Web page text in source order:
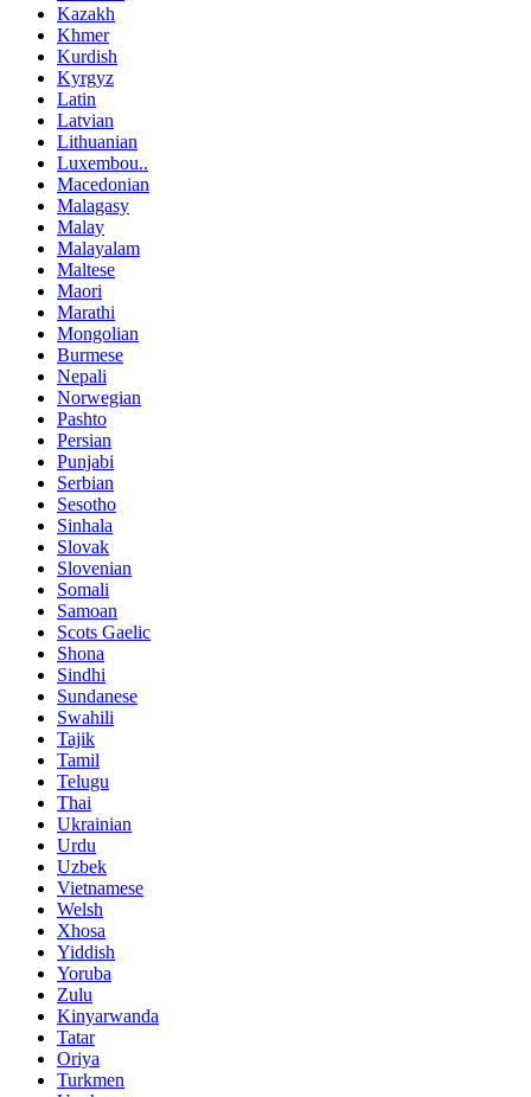
Kazakh
Khmer
Kurdish
Kyrgyz
Latin
Latvian
Lithuanian
Luxembou..
Macedonian
Malagasy
Malay
Malayalam
Maltese
Maori
Marathi
Mongolian
Burmese
Nepali
Norwegian
Pashto
Persian
Punjabi
Serbian
Sesotho
Sinhala
Slovak
Slovenian
Somali
Samoan
Scots Gaelic
Shona
Sindhi
Sundanese
Swahili
Tajik
Tamil
Telugu
Thai
Ukrainian
Urdu
Uzbek
Vietnamese
Welsh
Xhosa
Yiddish
Yoruba
Zulu
Kinyarwanda
Tatar
Oriya
Turkmen